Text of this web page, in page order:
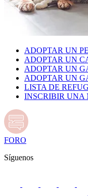
ADOPTAR UN
ADOPTAR UN
ADOPTAR UN
ADOPTAR UN
LISTA DE
INSCRIBIR UNA
FORO
Síguenos